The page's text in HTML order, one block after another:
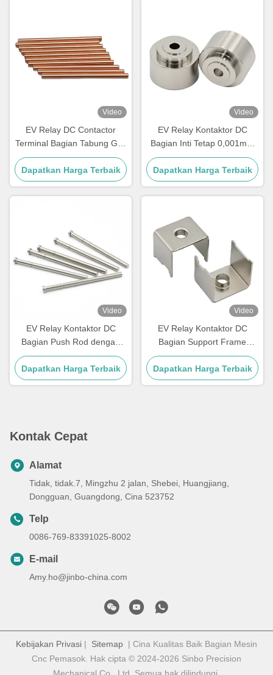
Video
EV Relay DC Contactor
Terminal Bagian Tabung Gas
dengan Sikat, Mewarnai,
Powder Coated
Dapatkan Harga Terbaik
Video
EV Relay Kontaktor DC
Bagian Inti Tetap 0,001mm
Toleransi Dengan CNC
Turning
Dapatkan Harga Terbaik
Video
EV Relay Kontaktor DC
Bagian Push Rod dengan
Passivation, Elektroforesis,
Elektro Polishing
Dapatkan Harga Terbaik
Video
EV Relay Kontaktor DC
Bagian Support Frame
dengan Bending, Spinning,
Wire Cutting
Dapatkan Harga Terbaik
Kontak Cepat
Alamat
Tidak, tidak.7, Mingzhu 2 jalan, Shebei, Huangjiang,
Dongguan, Guangdong, Cina 523752
Telp
0086-769-83391025-8002
E-mail
Amy.ho@jinbo-china.com
Kebijakan Privasi | Sitemap | Cina Kualitas Baik Bagian Mesin
Cnc Pemasok. Hak cipta © 2024-2026 Sinbo Precision